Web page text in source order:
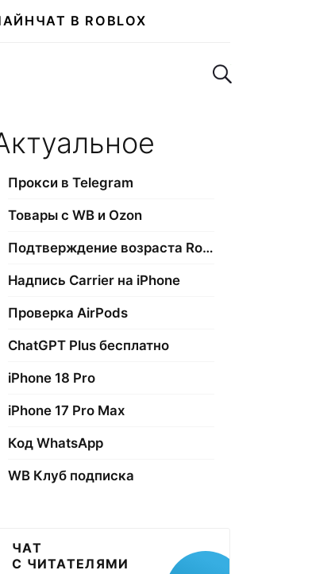
ЧАТ В ROBLOX
Поиск по сайту
Прокси в Telegram
Товары с WB и Ozon
Подтверждение возраста Roblox
Надпись Carrier на iPhone
Проверка AirPods
ChatGPT Plus бесплатно
iPhone 18 Pro
iPhone 17 Pro Max
Код WhatsApp
WB Клуб подписка
ЧАТ
С ЧИТАТЕЛЯМИ